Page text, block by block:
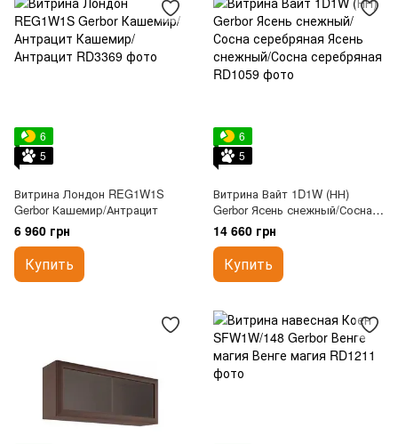
6
5
Витрина Лондон REG1W1S
Gerbor Кашемир/Антрацит
6 960 грн
Купить
6
5
Витрина Вайт 1D1W (НН)
Gerbor Ясень снежный/Сосна
серебряная
14 660 грн
Купить